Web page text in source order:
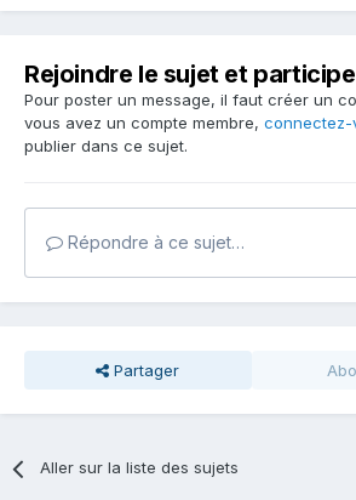
Rejoindre le sujet et
Pour poster un message, il faut créer un
vous avez un compte membre, connectez-
publier dans ce sujet.
Répondre à ce sujet…
Partager
Aller sur la liste des sujets